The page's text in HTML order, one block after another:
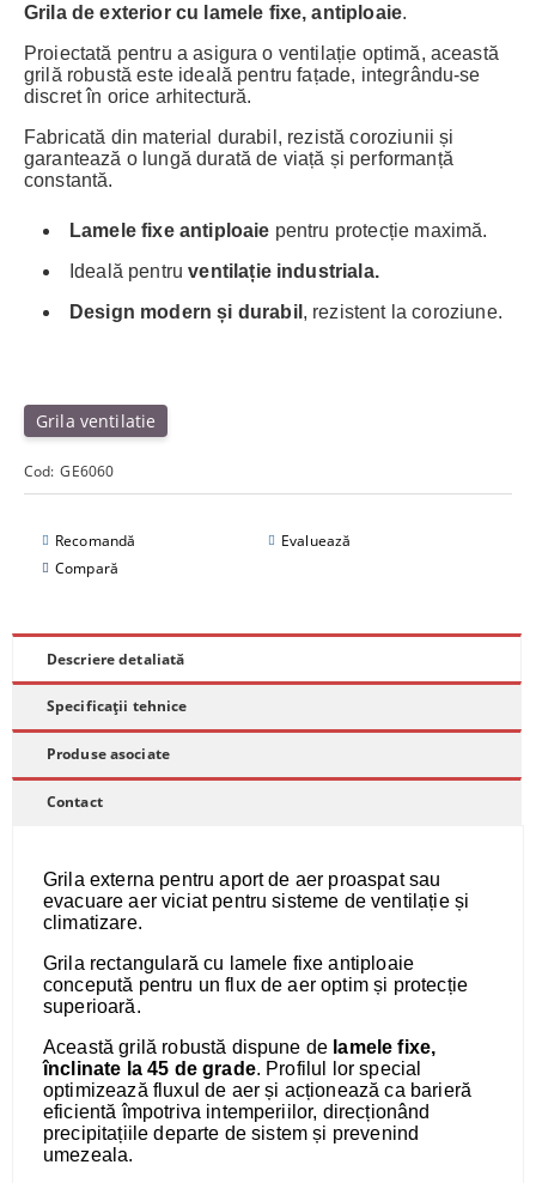
Grila de exterior cu lamele fixe, antiploaie.
Proiectată pentru a asigura o ventilație optimă, această
grilă robustă este ideală pentru fațade, integrându-se
discret în orice arhitectură.
Fabricată din material durabil, rezistă coroziunii și
garantează o lungă durată de viață și performanță
constantă.
Lamele fixe antiploaie pentru protecție maximă.
Ideală pentruventilație industriala.
Design modern și durabil , rezistent la coroziune.
Grila ventilatie
Cod: GE6060
Recomandă
Evaluează
Compară
Descriere detaliată
Specificații tehnice
Produse asociate
Contact
Grila externa pentru aport de aer proaspat sau
evacuare aer viciat pentru sisteme de ventilație și
climatizare.
Grila rectangulară cu lamele fixe antiploaie
concepută pentru un flux de aer optim și protecție
superioară.
Această grilă robustă dispune de lamele fixe,
înclinate la 45 de grade. Profilul lor special
optimizează fluxul de aer și acționează ca barieră
eficientă împotriva intemperiilor, direcționând
precipitațiile departe de sistem și prevenind
umezeala.